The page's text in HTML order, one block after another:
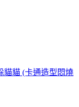
貓貓 (卡通造型悶燒